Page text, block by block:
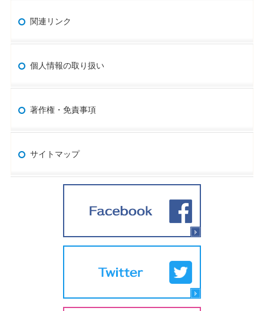
関連リンク
個人情報の取り扱い
著作権・免責事項
サイトマップ